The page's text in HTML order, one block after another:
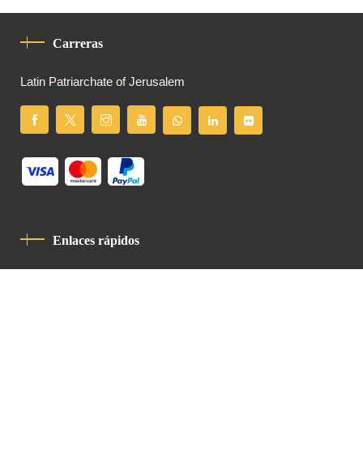
Carreras
Latin Patriarchate of Jerusalem
Enlaces rápidos